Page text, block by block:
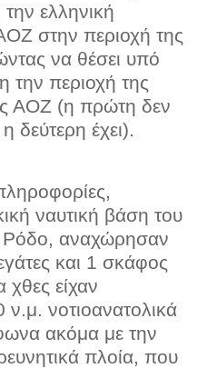
ελληνική
στην περιοχή της
να θέσει υπό
την περιοχή της
ΑΟΖ (η πρώτη δεν
δεύτερη έχει).
ναυτική βάση του
Ρόδο, αναχώρησαν
και 1 σκάφος
είχαν
ν.μ. νοτιοανατολικά
ακόμα με την
πλοία, που